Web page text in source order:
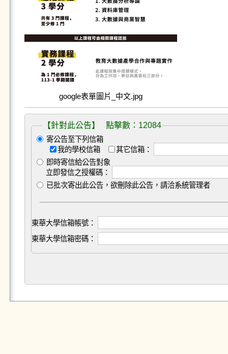
google表單圖片_中文.jpg
【針對此公告】 點擊數：12084
寄公告至下列信箱
我的學校信箱
其它信箱：
即時寄信給公告對象
立即發信之授權碼：
已批次寄出此公告，欲刪除此公告，請洽系統管理者
東華大學信箱帳號：
東華大學信箱密碼：